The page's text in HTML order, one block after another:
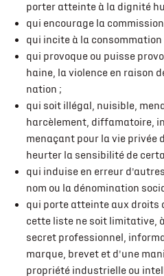
porter atteinte à la dignité
qui encourage la
qui incite à la
qui provoque ou puisse
haine, la violence en raison
nation ;
qui soit illégal, nuisible,
harcèlement, diffamatoire,
menaçant pour la vie privée
heurter la sensibilité de
qui induise en erreur
nom ou la dénomination
qui porte atteinte aux droits
cette liste ne soit limitative,
secret professionnel,
marque, brevet et d'une
propriété industrielle ou